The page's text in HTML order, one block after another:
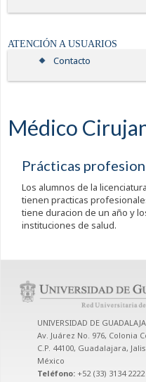
ATENCIÓN A USUARIOS
Contacto
Médico
Prácticas
Los alumnos de la
tienen practicas
tiene duracion de un año y
instituciones de salud.
UNIVERSIDAD DE
Av. Juárez No. 976, Colonia
C.P. 44100, Guadalajara,
México
Teléfono: +52 (33) 3134 2222